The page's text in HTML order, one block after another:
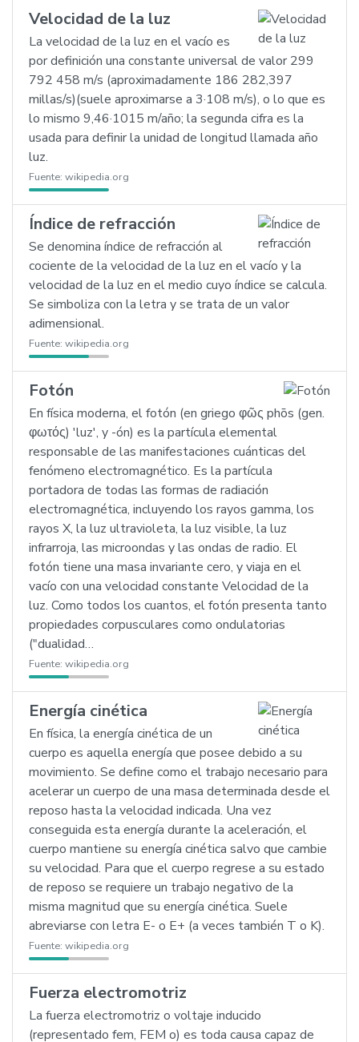
Velocidad de la luz
La velocidad de la luz en el vacío es
por definición una constante universal de valor 299
792 458 m/s (aproximadamente 186 282,397
millas/s)(suele aproximarse a 3·108 m/s), o lo que es
lo mismo 9,46·1015 m/año; la segunda cifra es la
usada para definir la unidad de longitud llamada año
luz.
Fuente: wikipedia.org
Índice de refracción
Se denomina índice de refracción al
cociente de la velocidad de la luz en el vacío y la
velocidad de la luz en el medio cuyo índice se calcula.
Se simboliza con la letra y se trata de un valor
adimensional.
Fuente: wikipedia.org
Fotón
En física moderna, el fotón (en griego φῶς phōs (gen.
φωτός) 'luz', y -ón) es la partícula elemental
responsable de las manifestaciones cuánticas del
fenómeno electromagnético. Es la partícula
portadora de todas las formas de radiación
electromagnética, incluyendo los rayos gamma, los
rayos X, la luz ultravioleta, la luz visible, la luz
infrarroja, las microondas y las ondas de radio. El
fotón tiene una masa invariante cero, y viaja en el
vacío con una velocidad constante Velocidad de la
luz. Como todos los cuantos, el fotón presenta tanto
propiedades corpusculares como ondulatorias
("dualidad…
Fuente: wikipedia.org
Energía cinética
En física, la energía cinética de un
cuerpo es aquella energía que posee debido a su
movimiento. Se define como el trabajo necesario para
acelerar un cuerpo de una masa determinada desde el
reposo hasta la velocidad indicada. Una vez
conseguida esta energía durante la aceleración, el
cuerpo mantiene su energía cinética salvo que cambie
su velocidad. Para que el cuerpo regrese a su estado
de reposo se requiere un trabajo negativo de la
misma magnitud que su energía cinética. Suele
abreviarse con letra E- o E+ (a veces también T o K).
Fuente: wikipedia.org
Fuerza electromotriz
La fuerza electromotriz o voltaje inducido
(representado fem, FEM o) es toda causa capaz de